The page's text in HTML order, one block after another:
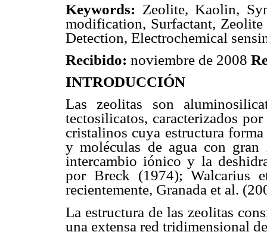
Keywords: Zeolite, Kaolin,
modification, Surfactant,
Detection, Electrochemical
Recibido: noviembre de 2008
INTRODUCCIÓN
Las zeolitas son
tectosilicatos, caracterizados
cristalinos cuya estructura
y moléculas de agua con
intercambio iónico y la
por Breck (1974); Walcarius
recientemente, Granada et al.
La estructura de las zeolitas
una extensa red tridimensional